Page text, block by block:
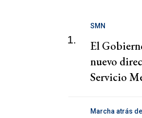
1.
SMN
El
nuevo
Servicio
Marcha atrás